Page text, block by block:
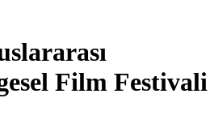
Film Festivali